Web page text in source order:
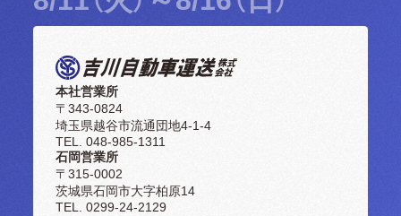
本社営業所
〒343-0824
埼玉県越谷市流通団地4-1-4
TEL. 048-985-1311
石岡営業所
〒315-0002
茨城県石岡市大字柏原14
TEL. 0299-24-2129